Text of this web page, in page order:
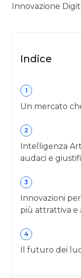
Innovazione
Indice
1
Un mercato
2
Intelligenza
audaci e
3
Innovazioni
più attrattiva e
4
Il futuro dei